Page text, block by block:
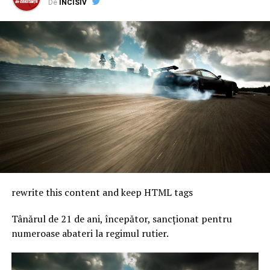
Primul turneu de volei în memoria antrenorului Paul
Cămui
NU RATATI
CSM Constanța a fost învinsă în deplasare de SCM Poli
Timișoara în Liga Zimbrilor
De
INCISIV
rewrite this content and keep HTML tags
Tânărul de 21 de ani, începător, sancționat pentru
numeroase abateri la regimul rutier.